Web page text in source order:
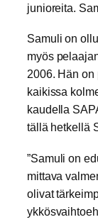
junioreita.
Samuli on
myös
2006. Hän
kaikissa
kaudella
tällä hetkellä
”Samuli on
mittava
olivat